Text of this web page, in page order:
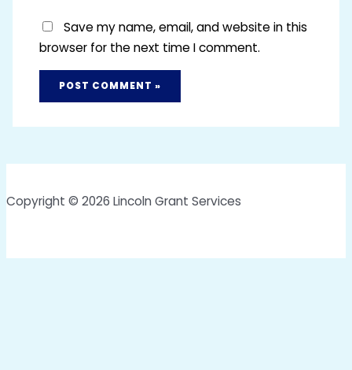
Save my name, email, and website in this
browser for the next time I comment.
Copyright © 2026 Lincoln Grant Services